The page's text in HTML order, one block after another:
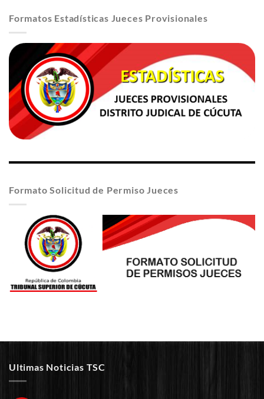
Formatos Estadísticas Jueces Provisionales
Formato Solicitud de Permiso Jueces
Ultimas Noticias TSC